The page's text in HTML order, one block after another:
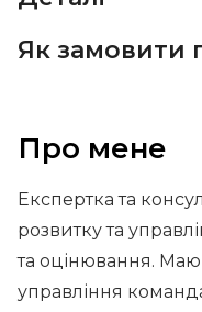
Про мене
Експертка та
розвитку та
та оцінювання.
управління
Як замовити